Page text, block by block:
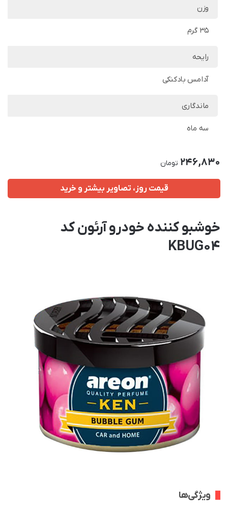
وزن
35 گرم
رایحه
آدامس بادکنکی
ماندگاری
سه ماه
246,830 تومان
قیمت روز، تصاویر بیشتر و خرید
خوشبو کننده خودرو آرئون کد
KBUG04
ویژگی‌ها